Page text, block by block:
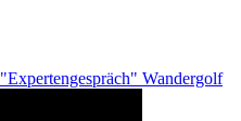
"Expertengespräch" Wandergolf